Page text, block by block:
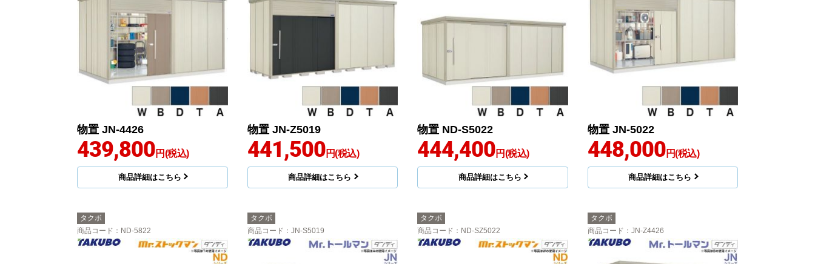
物置 JN-4426
439,800円(税込)
商品詳細はこちら
物置 JN-Z5019
441,500円(税込)
商品詳細はこちら
物置 ND-S5022
444,400円(税込)
商品詳細はこちら
物置 JN-5022
448,000円(税込)
商品詳細はこちら
タクボ
商品コード ：ND-5822
タクボ
商品コード ：JN-S5019
タクボ
商品コード ：ND-SZ5022
タクボ
商品コード ：JN-Z4426